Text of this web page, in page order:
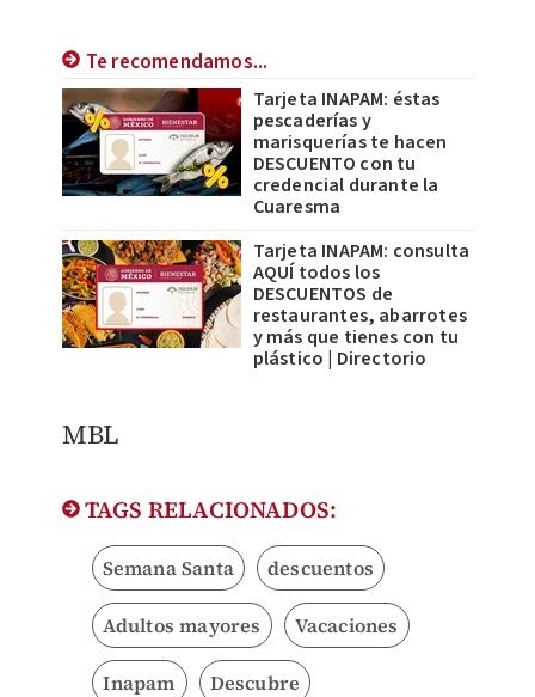
Te recomendamos...
Tarjeta INAPAM: éstas
pescaderías y
marisquerías te hacen
DESCUENTO con tu
credencial durante la
Cuaresma
Tarjeta INAPAM: consulta
AQUÍ todos los
DESCUENTOS de
restaurantes, abarrotes
y más que tienes con tu
plástico | Directorio
MBL
TAGS RELACIONADOS:
Semana Santa descuentos
Adultos mayores Vacaciones
Inapam Descubre